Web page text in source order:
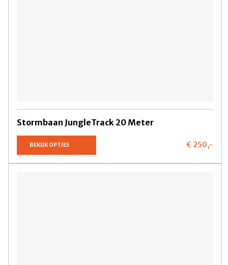
Stormbaan JungleTrack 20 Meter
BEKIJK OPTIES € 250,-